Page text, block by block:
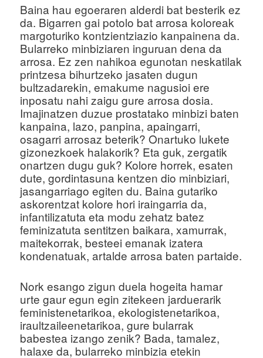
Baina hau egoeraren alderdi bat besterik ez
da. Bigarren gai potolo bat arrosa koloreak
margoturiko kontzientziazio kanpainena da.
Bularreko minbiziaren inguruan dena da
arrosa. Ez zen nahikoa egunotan neskatilak
printzesa bihurtzeko jasaten dugun
bultzadarekin, emakume nagusioi ere
inposatu nahi zaigu gure arrosa dosia.
Imajinatzen duzue prostatako minbizi baten
kanpaina, lazo, panpina, apaingarri,
osagarri arrosaz beterik? Onartuko lukete
gizonezkoek halakorik? Eta guk, zergatik
onartzen dugu guk? Kolore horrek, esaten
dute, gordintasuna kentzen dio minbiziari,
jasangarriago egiten du. Baina gutariko
askorentzat kolore hori iraingarria da,
infantilizatuta eta modu zehatz batez
feminizatuta sentitzen baikara, xamurrak,
maitekorrak, besteei emanak izatera
kondenatuak, artalde arrosa baten partaide.
Nork esango zigun duela hogeita hamar
urte gaur egun egin zitekeen jarduerarik
feministenetarikoa, ekologistenetarikoa,
iraultzaileenetarikoa, gure bularrak
babestea izango zenik? Bada, tamalez,
halaxe da, bularreko minbizia etekin